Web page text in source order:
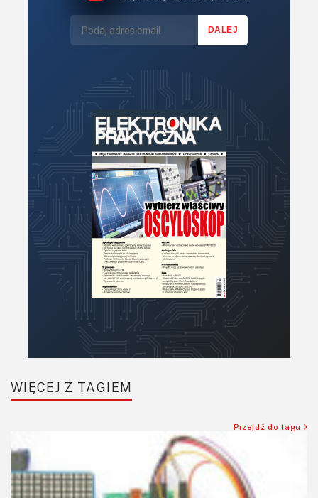
Narzędzia
Optoelektronika
Półprzewodniki
Pomiary i testy
Projektowanie
Raspberry Pi
Komunikacja, RF
SBC-SIP-SoC-CoM
Tranzystory
WIĘCEJ Z TAGIEM
Przejdź do tagu